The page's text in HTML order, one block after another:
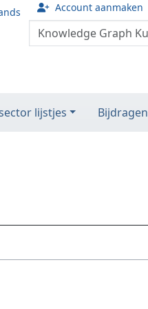
Account aanmaken
lijstjes Bijdragen